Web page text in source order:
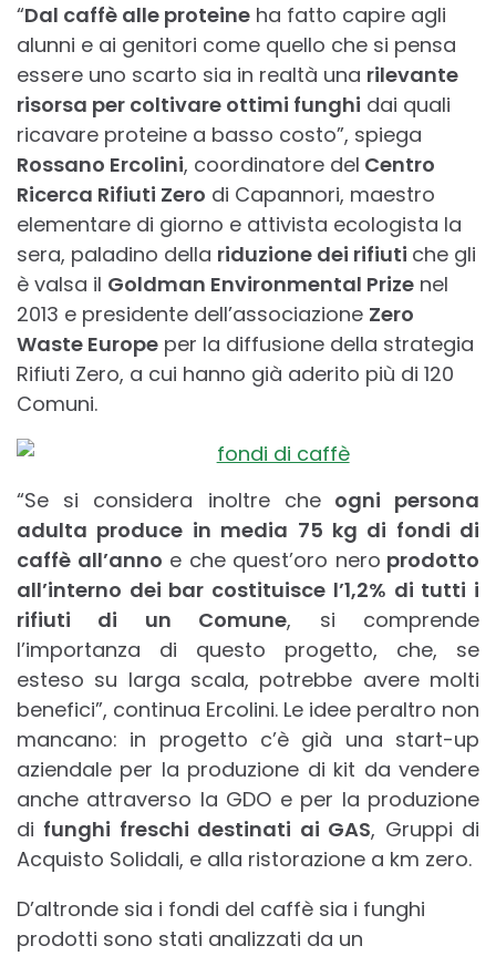
“Dal caffè alle proteine ha fatto capire agli
alunni e ai genitori come quello che si pensa
essere uno scarto sia in realtà una rilevante
risorsa per coltivare ottimi funghi dai quali
ricavare proteine a basso costo”, spiega
Rossano Ercolini, coordinatore del Centro
Ricerca Rifiuti Zero di Capannori, maestro
elementare di giorno e attivista ecologista la
sera, paladino della riduzione dei rifiuti che gli
è valsa il Goldman Environmental Prize nel
2013 e presidente dell’associazione Zero
Waste Europe per la diffusione della strategia
Rifiuti Zero, a cui hanno già aderito più di 120
Comuni.
“Se si considera inoltre cheogni persona
adulta produce in media 75 kg di fondi di
caffè all’anno e che quest’oro nero prodotto
all’interno dei bar costituisce l’1,2% di tutti i
rifiuti di un Comune, si comprende
l’importanza di questo progetto, che, se
esteso su larga scala, potrebbe avere molti
benefici”, continua Ercolini. Le idee peraltro non
mancano: in progetto c’è già una start-up
aziendale per la produzione di kit da vendere
anche attraverso la GDO e per la produzione
di funghi freschi destinati ai GAS, Gruppi di
Acquisto Solidali, e alla ristorazione a km zero.
D’altronde sia i fondi del caffè sia i funghi
prodotti sono stati analizzati da un